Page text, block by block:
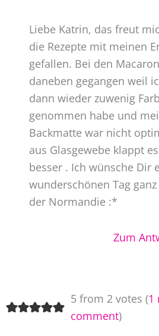
Liebe Katrin, das freut
die Rezepte mit meinen
gefallen. Bei den
daneben gegangen weil
dann wieder zuwenig
genommen habe und
Backmatte war nicht
aus Glasgewebe klappt
besser . Ich wünsche Dir
wunderschönen Tag
der Normandie :*
Zum
5 from 2 votes (1
comment)